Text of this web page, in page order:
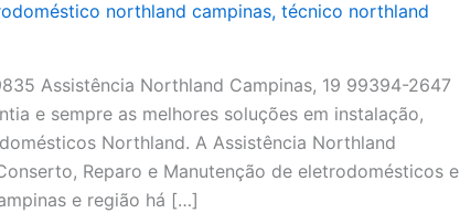
northland campinas, técnico northland
Assistência Northland Campinas, 19 99394-2647
e sempre as melhores soluções em instalação,
Northland. A Assistência Northland
Reparo e Manutenção de eletrodomésticos e
e região há […]